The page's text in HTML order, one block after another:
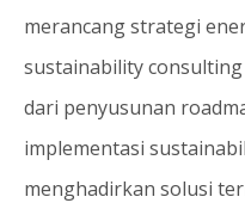
merancang strategi
sustainability
dari penyusunan
implementasi
menghadirkan solusi